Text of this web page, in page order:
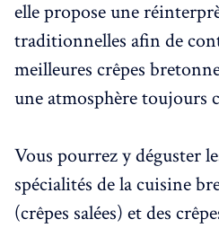
elle propose une
traditionnelles afin de
meilleures crêpes
une atmosphère toujours
Vous pourrez y déguster
spécialités de la cuisine
(crêpes salées) et des